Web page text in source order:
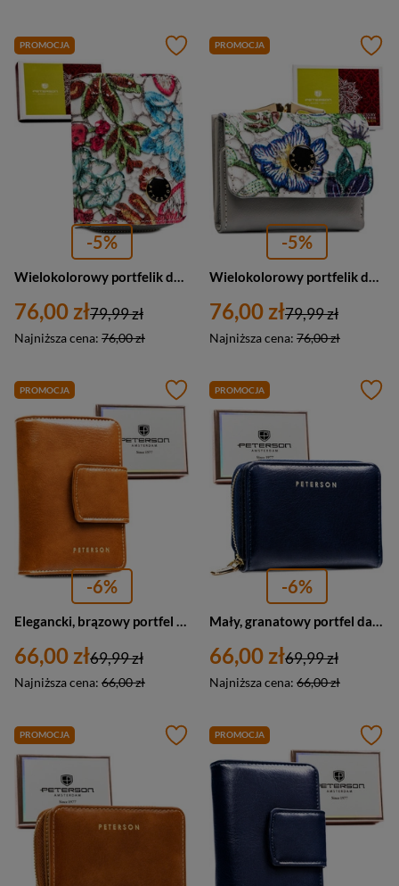
PROMOCJA
-5%
76,00 zł
Najniższa cena: 76,00 zł
79,99 zł
PROMOCJA
-5%
76,00 zł
Najniższa cena: 76,00 zł
79,99 zł
PROMOCJA
-6%
Elegancki, brązowy portfel damski ze skóry ekologicznej z systemem RFID - Peterson
66,00 zł
Najniższa cena: 66,00 zł
69,99 zł
PROMOCJA
-6%
Mały, granatowy portfel damski ze skóry ekologicznej wyposażony w system RFID - Peterson
66,00 zł
Najniższa cena: 66,00 zł
69,99 zł
PROMOCJA PROMOCJA